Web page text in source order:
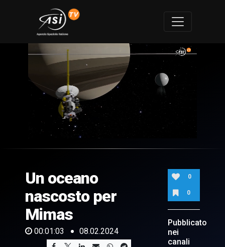
of
3
seconds
Un oceano
nascosto per
Mimas
00:01:03 08.02.2024
0
0
Pubblicato
nei
canali